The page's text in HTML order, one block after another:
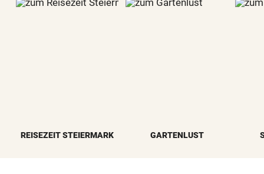
REISEZEIT STEIERMARK GARTENLUST